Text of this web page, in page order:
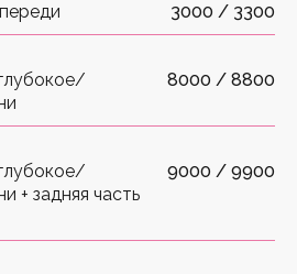
3000 / 3300
8000 / 8800
+ задняя часть
9000 / 9900